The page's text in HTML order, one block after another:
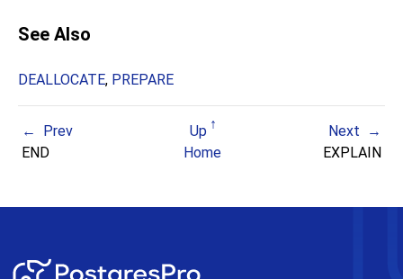
See Also
DEALLOCATE, PREPARE
Prev Up
Next
END
Home EXPLAIN